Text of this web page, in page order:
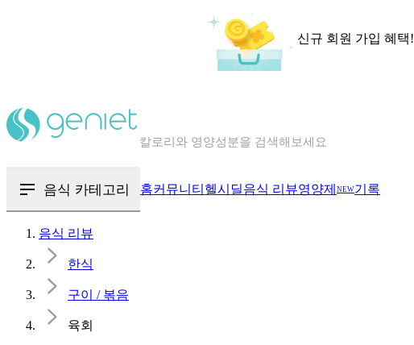
신규 회원 가입 혜택!
혈당 · 다이어트 음식 검색해보세요
음식 카테고리 홈커뮤니티 헬시딜음식 리뷰영양제 NEW기록
음식 리뷰
한식
구이 / 볶음
육회